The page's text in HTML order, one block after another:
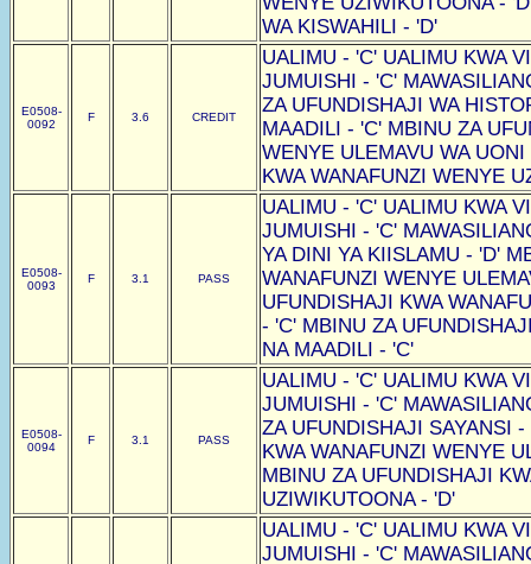
WA KISWAHILI - 'D'
E0508-
0092
F 3.6 CREDIT
UALIMU - 'C' UALIMU KWA
JUMUISHI - 'C'
ZA UFUNDISHAJI WA
MAADILI - 'C' MBINU ZA
WENYE ULEMAVU WA
KWA WANAFUNZI WENYE
E0508-
0093
F 3.1 PASS
UALIMU - 'C' UALIMU KWA
JUMUISHI - 'C'
YA DINI YA KIISLAMU - 'D'
WANAFUNZI WENYE
UFUNDISHAJI KWA
- 'C' MBINU ZA
NA MAADILI - 'C'
E0508-
0094
F 3.1 PASS
UALIMU - 'C' UALIMU KWA
JUMUISHI - 'C'
ZA UFUNDISHAJI SAYANSI
KWA WANAFUNZI WENYE
MBINU ZA UFUNDISHAJI
UZIWIKUTOONA - 'D'
UALIMU - 'C' UALIMU KWA
JUMUISHI - 'C'